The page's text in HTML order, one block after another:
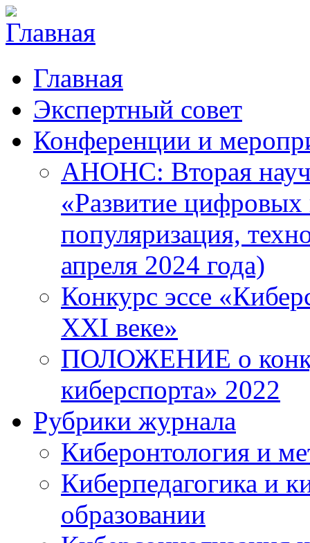
Главная
Экспертный совет
Конференции и
АНОНС: Вторая
«Развитие цифровых
популяризация,
апреля 2024 года)
Конкурс эссе
XXI веке»
ПОЛОЖЕНИЕ о
киберспорта» 2022
Рубрики журнала
Киберонтология и
Киберпедагогика и
образовании